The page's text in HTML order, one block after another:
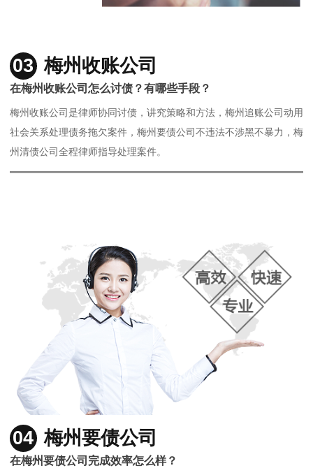
03 梅州收账公司
在梅州收账公司怎么讨债？有哪些手段？
梅州收账公司是律师协同讨债，讲究策略和方法，梅州追账公司动用
社会关系处理债务拖欠案件，梅州要债公司不违法不涉黑不暴力，梅
州清债公司全程律师指导处理案件。
04 梅州要债公司
在梅州要债公司完成效率怎么样？